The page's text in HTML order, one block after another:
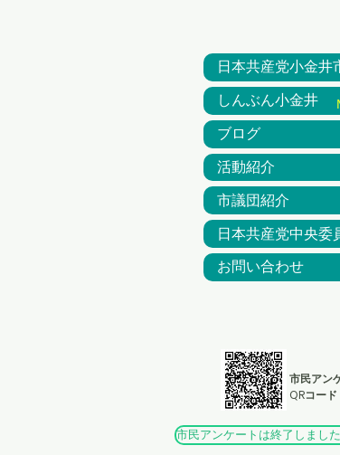
日本共産党小金井
しんぶん小金井
ブログ
活動紹介
市議団紹介
日本共産党中央委
お問い合わせ
市民アン
QRコード
市民アンケートは終了しまし